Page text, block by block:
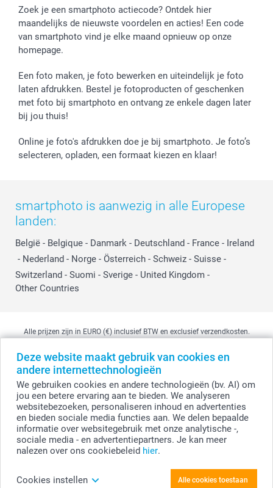
Deze website maakt gebruik van cookies en
andere internettechnologieën
We gebruiken cookies en andere technologieën (bv. AI) om
jou een betere ervaring aan te bieden. We analyseren
websitebezoeken, personaliseren inhoud en advertenties
en bieden sociale media functies aan. We delen bepaalde
informatie over websitegebruik met onze analytische -,
sociale media - en advertentiepartners. Je kan meer
nalezen over ons cookiebeleid hier.
Cookies instellen Alle cookies toestaan
Fotokalenders & Fotoagenda's
Moederdag
Vaderdag
Verjaardag
Geboorte
Klachtenregeling
Wettelijke garantie
Privacybeleid
Cookiebeleid
Prijslijst
Jobs & Stages
Investor Relations
Betalingsmogelijkheden
Grote bestellingen
Levering
Mijn orderstatus
smartfriends
Zoek je een smartphoto actiecode? Ontdek hier
maandelijks de nieuwste voordelen en acties! Een code
van smartphoto vind je elke maand opnieuw op onze
homepage.
Een foto maken, je foto bewerken en uiteindelijk je foto
laten afdrukken. Bestel je fotoproducten of geschenken
met foto bij smartphoto en ontvang ze enkele dagen later
bij jou thuis!
Online je foto's afdrukken doe je bij smartphoto. Je foto’s
selecteren, opladen, een formaat kiezen en klaar!
smartphoto is aanwezig in alle Europese
landen:
België - Belgique - Danmark - Deutschland - France - Ireland
- Nederland - Norge - Österreich - Schweiz - Suisse -
Switzerland - Suomi - Sverige - United Kingdom -
Other Countries
© smartphoto group. Alle rechten voorbehouden
smartphoto group NV.
Kwatrechtsteenweg 160, 9230 Wetteren, België
BTW-nummer BE 0405.706.755
Ondernemingsnummer 0405.706.755.
Bankgegevens: IBAN BE71 2850 2711 5569 - BIC: GEBABEBB
Alle prijzen zijn in EURO (€) inclusief BTW en exclusief verzendkosten.